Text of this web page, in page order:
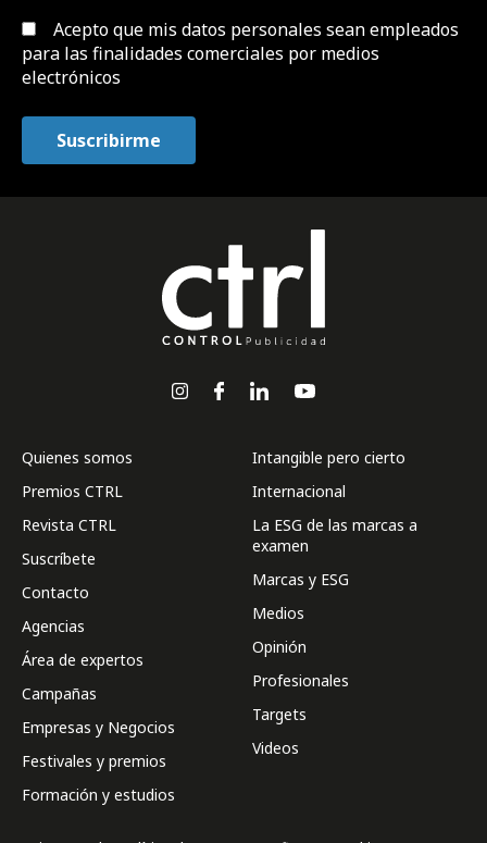
Acepto que mis datos personales sean empleados
para las finalidades comerciales por medios
electrónicos
Quienes somos
Premios CTRL
Revista CTRL
Suscríbete
Contacto
Agencias
Área de expertos
Campañas
Empresas y Negocios
Festivales y premios
Formación y estudios
Intangible pero cierto
Internacional
La ESG de las marcas a
examen
Marcas y ESG
Medios
Opinión
Profesionales
Targets
Videos